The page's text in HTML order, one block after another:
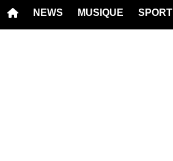
NEWS MUSIQUE SPORT